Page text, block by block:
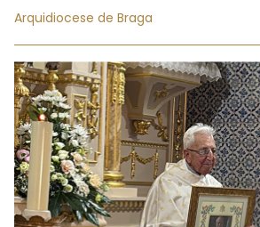
Arquidiocese de Braga